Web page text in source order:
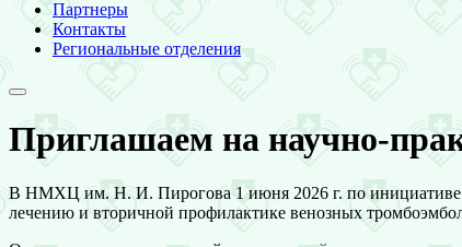
Партнеры
Контакты
Региональные отделения
Приглашаем на научно-
В НМХЦ им. Н. И. Пирогова 1 июня 2026 г. по инициативе
лечению и вторичной профилактике венозных